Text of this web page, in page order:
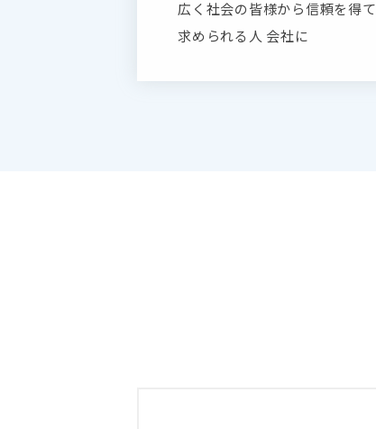
広く社会の皆様から信頼を得て
求められる人 会社に